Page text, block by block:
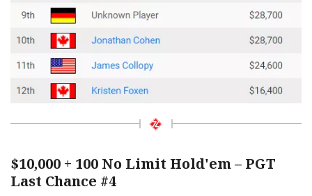
$10,000 + 100 No Limit Hold'em – PGT
Last Chance #4